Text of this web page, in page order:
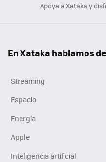
Apoya a Xataka y
En Xataka hablamos
Streaming
Espacio
Energía
Apple
Inteligencia artificial